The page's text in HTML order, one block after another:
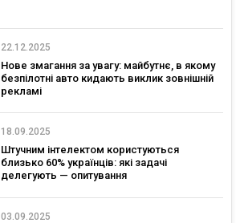
22.12.2025
Нове змагання за увагу: майбутнє, в якому
безпілотні авто кидають виклик зовнішній
рекламі
18.09.2025
Штучним інтелектом користуються
близько 60% українців: які задачі
делегують — опитування
03.09.2025